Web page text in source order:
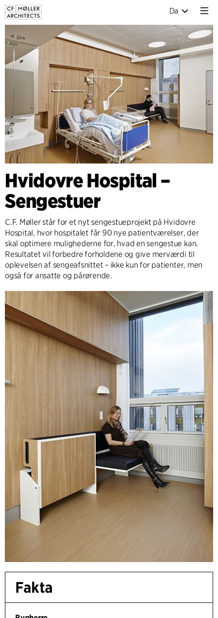
Da
Hvidovre Hospital –
Sengestuer
C.F. Møller står for et nyt sengestueprojekt på Hvidovre
Hospital, hvor hospitalet får 90 nye patientværelser, der
skal optimere mulighederne for, hvad en sengestue kan.
Resultatet vil forbedre forholdene og give merværdi til
oplevelsen af sengeafsnittet – ikke kun for patienter, men
også for ansatte og pårørende.
Fakta